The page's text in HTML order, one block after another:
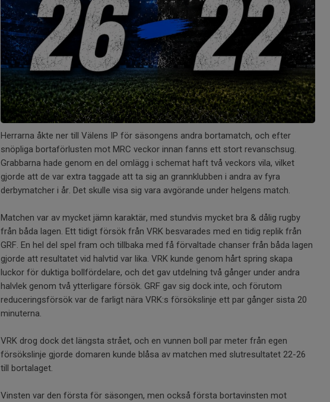
Herrarna åkte ner till Välens IP för säsongens andra bortamatch, och efter
snöpliga bortaförlusten mot MRC veckor innan fanns ett stort revanschsug.
Grabbarna hade genom en del omlägg i schemat haft två veckors vila, vilket
gjorde att de var extra taggade att ta sig an grannklubben i andra av fyra
derbymatcher i år. Det skulle visa sig vara avgörande under helgens match.
Matchen var av mycket jämn karaktär, med stundvis mycket bra & dålig rugby
från båda lagen. Ett tidigt försök från VRK besvarades med en tidig replik från
GRF. En hel del spel fram och tillbaka med få förvaltade chanser från båda lagen
gjorde att resultatet vid halvtid var lika. VRK kunde genom hårt spring skapa
luckor för duktiga bollfördelare, och det gav utdelning två gånger under andra
halvlek genom två ytterligare försök. GRF gav sig dock inte, och förutom
reduceringsförsök var de farligt nära VRK:s försökslinje ett par gånger sista 20
minuterna.
VRK drog dock det längsta strået, och en vunnen boll par meter från egen
försökslinje gjorde domaren kunde blåsa av matchen med slutresultatet 22-26
till bortalaget.
Vinsten var den första för säsongen, men också första bortavinsten mot